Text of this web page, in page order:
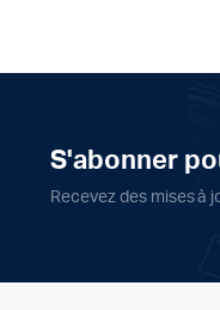
S'abonner
Recevez des mises à